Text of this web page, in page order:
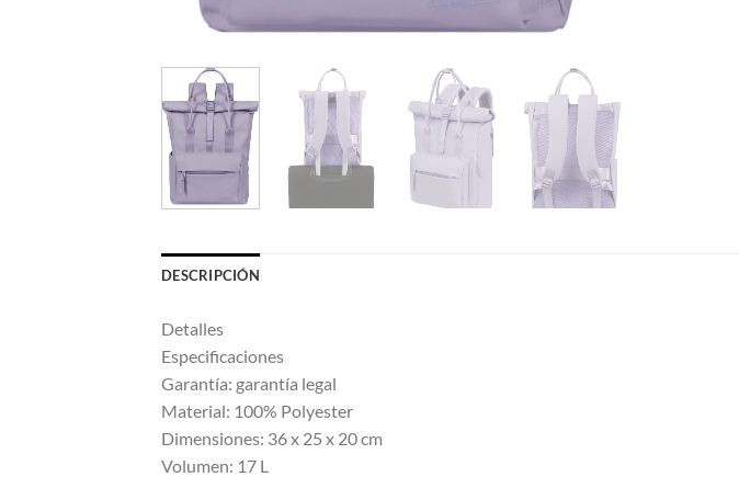
DESCRIPCIÓN
Detalles
Especificaciones
Garantía: garantía legal
Material: 100% Polyester
Dimensiones: 36 x 25 x 20 cm
Volumen: 17 L